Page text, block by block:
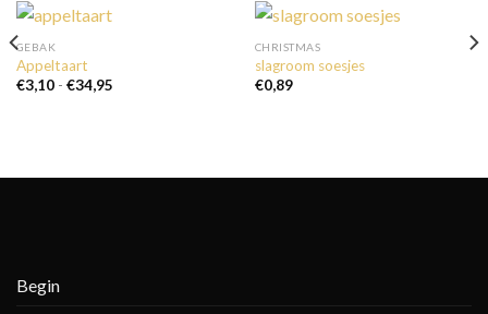
GEBAK
Appeltaart
€3,10 - €34,95Prijsklasse:
CHRISTMAS
slagroom soesjes
€0,89
Begin